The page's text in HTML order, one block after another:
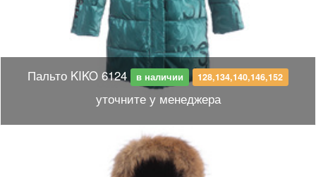
Пальто KIKO 6124 в наличии 128,134,140,146,152
уточните у менеджера